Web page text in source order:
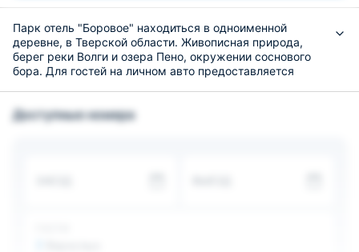
Парк отель "Боровое" находиться в одноименной
деревне, в Тверской области. Живописная природа,
берег реки Волги и озера Пено, окружении соснового
бора. Для гостей на личном авто предоставляется
домики, оборудованные всем необходимым для
Доступные номера